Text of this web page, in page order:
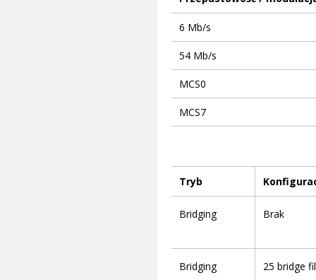
6 Mb/s
54 Mb/s
MCS0
MCS7
Tryb
Bridging Brak
Bridging 25 bridge